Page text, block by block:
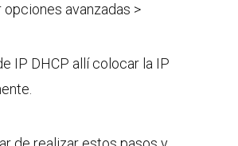
opciones avanzadas >
IP DHCP allí colocar la IP